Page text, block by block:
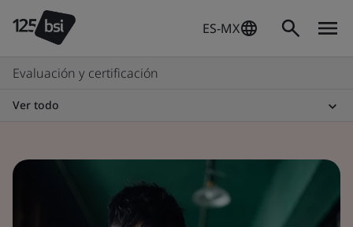
ES-MX
Evaluación y certificación
Ver todo